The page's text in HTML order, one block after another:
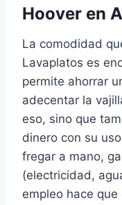
Hoover en
La comodidad
Lavaplatos es
permite ahorrar
adecentar la
eso, sino que
dinero con su
fregar a mano,
(electricidad,
empleo hace